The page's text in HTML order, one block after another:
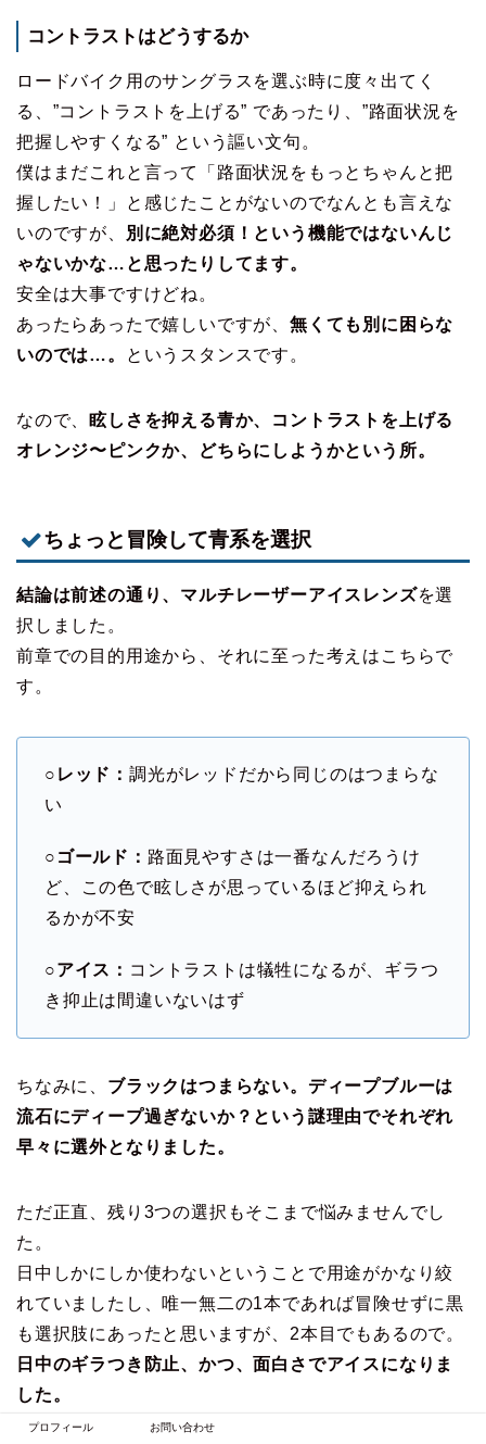
コントラストはどうするか
ロードバイク用のサングラスを選ぶ時に度々出てく
る、”コントラストを上げる” であったり、”路面状況を
把握しやすくなる” という謳い文句。
僕はまだこれと言って「路面状況をもっとちゃんと把
握したい！」と感じたことがないのでなんとも言えな
いのですが、
別に絶対必須！という機能ではないんじ
ゃないかな…と思ったりしてます。
安全は大事ですけどね。
あったらあったで嬉しいですが、 無くても別に困らな
いのでは…。
というスタンスです。
なので、眩しさを抑える青か、コントラストを上げる
オレンジ〜ピンクか、どちらにしようかという所。
ちょっと冒険して青系を選択
結論は前述の通り、マルチレーザーアイスレンズを選
択しました。
前章での目的用途から、それに至った考えはこちらで
す。
○レッド： 調光がレッドだから同じのはつまらな
い
○ゴールド： 路面見やすさは一番なんだろうけ
ど、この色で眩しさが思っているほど抑えられ
るかが不安
○アイス： コントラストは犠牲になるが、ギラつ
き抑止は間違いないはず
ちなみに、 ブラックはつまらない。ディープブルーは
流石にディープ過ぎないか？という謎理由でそれぞれ
早々に選外となりました。
ただ正直、残り3つの選択もそこまで悩みませんでし
た。
日中しかにしか使わないということで用途がかなり絞
れていましたし、唯一無二の1本であれば冒険せずに黒
も選択肢にあったと思いますが、2本目でもあるので。
日中のギラつき防止、かつ、面白さでアイスになりま
した。
プロフィール お問い合わせ